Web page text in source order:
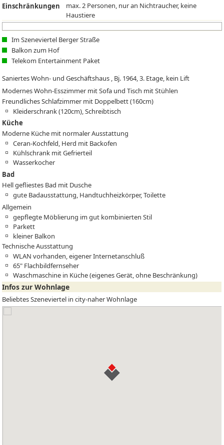
Einschränkungen
max. 2 Personen, nur an Nichtraucher, keine
Haustiere
Im Szeneviertel Berger Straße
Balkon zum Hof
Telekom Entertainment Paket
Saniertes Wohn- und Geschäftshaus , Bj. 1964, 3. Etage, kein Lift
Modernes Wohn-Esszimmer mit Sofa und Tisch mit Stühlen
Freundliches Schlafzimmer mit Doppelbett (160cm)
Kleiderschrank (120cm), Schreibtisch
Küche
Moderne Küche mit normaler Ausstattung
Ceran-Kochfeld, Herd mit Backofen
Kühlschrank mit Gefrierteil
Wasserkocher
Bad
Hell gefliestes Bad mit Dusche
gute Badausstattung, Handtuchheizkörper, Toilette
Allgemein
gepflegte Möblierung im gut kombinierten Stil
Parkett
kleiner Balkon
Technische Ausstattung
WLAN vorhanden, eigener Internetanschluß
65" Flachbildfernseher
Waschmaschine in Küche (eigenes Gerät, ohne Beschränkung)
Infos zur Wohnlage
Beliebtes Szeneviertel in city-naher Wohnlage